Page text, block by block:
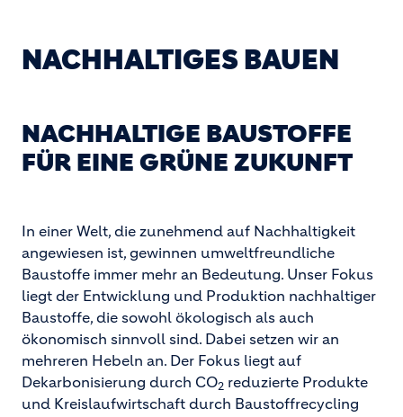
NACHHALTIGES BAUEN
NACHHALTIGE BAUSTOFFE
FÜR EINE GRÜNE ZUKUNFT
In einer Welt, die zunehmend auf Nachhaltigkeit
angewiesen ist, gewinnen umweltfreundliche
Baustoffe immer mehr an Bedeutung. Unser Fokus
liegt der Entwicklung und Produktion nachhaltiger
Baustoffe, die sowohl ökologisch als auch
ökonomisch sinnvoll sind. Dabei setzen wir an
mehreren Hebeln an. Der Fokus liegt auf
Dekarbonisierung durch CO2 reduzierte Produkte
und Kreislaufwirtschaft durch Baustoffrecycling